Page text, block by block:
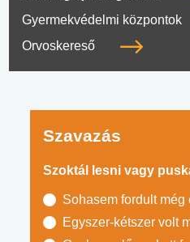
Gyermekvédelmi központok
Orvoskereső
Szavazás
Szoktál lesni vagy
Sohasem fordult még
Egyszer-kétszer volt